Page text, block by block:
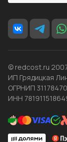
© redcost.ru
ИП Грядицкая
ОГРНИП
ИНН